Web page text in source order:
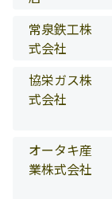
常泉鉄工株
式会社
協栄ガス株
式会社
オータキ産
業株式会社